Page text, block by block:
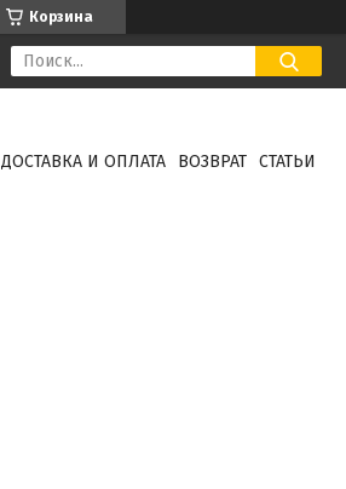
Корзина
ДОСТАВКА И ОПЛАТА ВОЗВРАТ СТАТЬИ